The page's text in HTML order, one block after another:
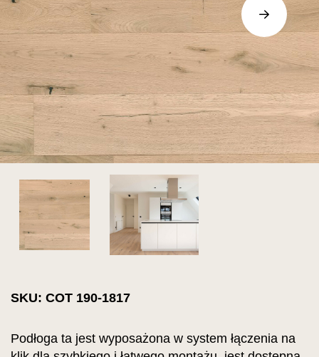
SKU: COT 190-1817
Podłoga ta jest wyposażona w system łączenia na